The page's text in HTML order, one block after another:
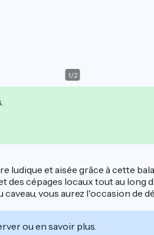
1/2
ludique et aisée grâce à cette
des cépages locaux tout au
vous aurez l'occasion de
ou en savoir plus.